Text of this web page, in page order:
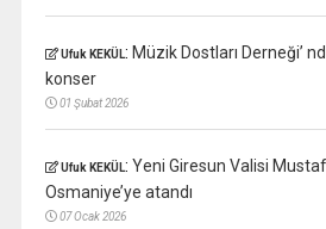
Ufuk KEKÜL: Müzik Dostları Derneği’
konser
01 Şubat 2026
Ufuk KEKÜL: Yeni Giresun Valisi
Osmaniye’ye atandı
07 Ocak 2026